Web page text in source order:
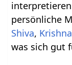
persönliche
Shiva, Krishna
was sich gut